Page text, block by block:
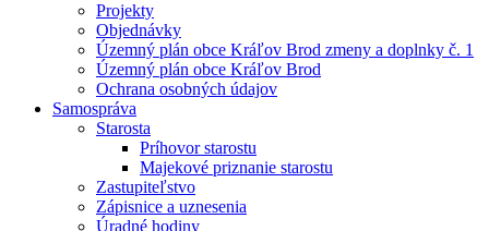
Projekty
Objednávky
Územný plán obce Kráľov Brod zmeny a doplnky č. 1
Územný plán obce Kráľov Brod
Ochrana osobných údajov
Samospráva
Starosta
Príhovor starostu
Majekové priznanie starostu
Zastupiteľstvo
Zápisnice a uznesenia
Úradné hodiny